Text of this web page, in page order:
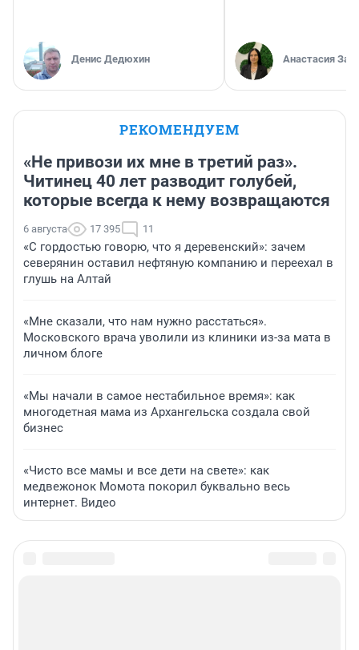
Денис Дедюхин Анастасия
РЕКОМЕНДУЕМ
«Не привози их мне в третий раз».
Читинец 40 лет разводит голубей,
которые всегда к нему возвращаются
6 августа 17 395 11
«С гордостью говорю, что я деревенский»: зачем
северянин оставил нефтяную компанию и переехал в
глушь на Алтай
«Мне сказали, что нам нужно расстаться».
Московского врача уволили из клиники из-за мата в
личном блоге
«Мы начали в самое нестабильное время»: как
многодетная мама из Архангельска создала свой
бизнес
«Чисто все мамы и все дети на свете»: как
медвежонок Момота покорил буквально весь
интернет. Видео